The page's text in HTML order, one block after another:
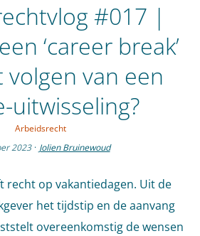
#017 |
‘career break’
van een
uitwisseling?
Arbeidsrecht
2023 · Jolien Bruinewoud
recht op vakantiedagen. Uit de
het tijdstip en de aanvang
overeenkomstig de wensen